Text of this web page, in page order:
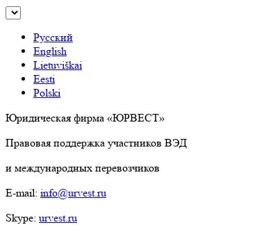
Русский
English
Lietuviškai
Eesti
Polski
Юридическая фирма «ЮРВЕСТ»
Правовая поддержка участников ВЭД
и международных перевозчиков
E-mail: info@urvest.ru
Skype: urvest.ru